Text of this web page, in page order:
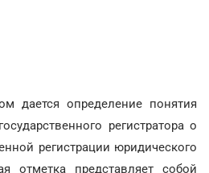
дается определение понятия
регистратора о
регистрации юридического
отметка представляет собой